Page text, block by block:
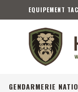
EQUIPEMENT
GENDARMERIE